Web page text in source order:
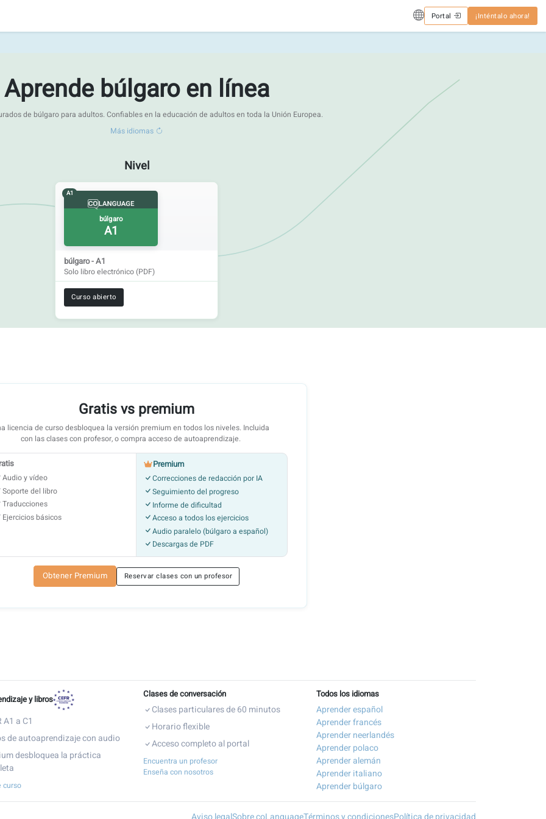
Portal ¡Inténtalo ahora!
Aprende búlgaro en línea
de búlgaro para adultos. Confiables en la educación de adultos en toda la Unión Europea.
Más idiomas
Nivel
A1
búlgaro
A1
búlgaro - A1
Solo libro electrónico (PDF)
Curso abierto
Gratis vs premium
licencia de curso desbloquea la versión premium en todos los niveles. Incluida
con las clases con profesor, o compra acceso de autoaprendizaje.
Audio y vídeo
Soporte del libro
Traducciones
Ejercicios básicos
Premium
Correcciones de redacción por IA
Seguimiento del progreso
Informe de dificultad
Acceso a todos los ejercicios
Audio paralelo (búlgaro a español)
Descargas de PDF
Obtener Premium Reservar clases con un profesor
y libros
A1 a C1
de autoaprendizaje con audio
desbloquea la práctica
curso
Clases de conversación
Clases particulares de 60 minutos
Horario flexible
Acceso completo al portal
Encuentra un profesor
Enseña con nosotros
Todos los idiomas
Aprender español
Aprender francés
Aprender neerlandés
Aprender polaco
Aprender alemán
Aprender italiano
Aprender búlgaro